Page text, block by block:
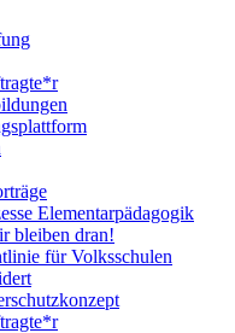
Elementarpädagogik
bleiben dran!
für Volksschulen